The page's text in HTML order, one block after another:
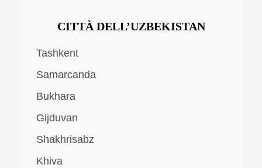
CITTÀ DELL’UZBEKISTAN
Tashkent
Samarcanda
Bukhara
Gijduvan
Shakhrisabz
Khiva